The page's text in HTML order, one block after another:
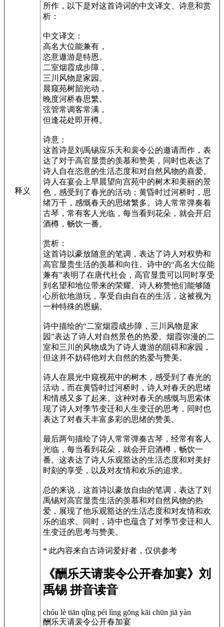
释义
所作，以下是对这首诗词的中文译文、诗意和赏
析：
中文译文：
高名大位能兼有，
恣意遨游是特恩。
二室烟霞成步障，
三川风物是家园。
晨窥苑树韶光动，
晚度河桥春思繁。
弦管常调客常满，
但逢花处即开樽。
诗意：
这首诗是刘禹锡应乐天和裴令公的邀请而作，表
达了对于高官显贵的羡慕和赞美，同时也表达了
诗人自在恣意的生活态度和对自然风物的喜爱。
诗人在宴会上早晨望向宫苑中的树木和美丽的景
色，感受到了春光的活动；黄昏时过河桥时，思
绪万千，感慨春天的思绪繁多。诗人常常弹奏着
古琴，常有客人光临，每当看到花朵，就会开启
酒樽，畅饮一番。
赏析：
这首诗以豪放随意的笔调，表达了诗人对权势和
高官显贵生活的羡慕和向往。诗中的“高名大位能
兼有”表明了在唐代社会，高官显贵可以同时享受
到名望和地位带来的荣耀。诗人称赞他们能够随
心所欲地游玩，享受自由自在的生活，这被视为
一种特殊的恩赐。
诗中描绘的“二室烟霞成步障，三川风物是家
园”表达了诗人对自然景色的热爱。烟霞弥漫的二
室和三川的风物成为了诗人遨游的阻碍和家园，
但这并不妨碍他对大自然的热爱与赞美。
诗人在晨光中窥视苑中的树木，感受到了春光的
活动，而在黄昏时过河桥时，诗人对春天的思绪
和情感又多了起来。这种对春天的感慨与思索体
现了诗人对季节变迁和人生变迁的思考，同时也
表达了对春天丰富多彩的思绪的赞美。
最后两句描绘了诗人常常弹奏古琴，经常有客人
光临，每当看到花朵，就会开启酒樽，畅饮一
番。这表达了诗人乐观豁达的生活态度和对美好
时刻的享受，以及对友情和欢乐的追求。
总的来说，这首诗以豪放自由的笔调，表达了刘
禹锡对高官显贵生活的羡慕和对自然风物的热
爱，展现了他乐观豁达的生活态度和对友情和欢
乐的追求。同时，诗中也蕴含了对季节变迁和人
生变迁的思考与赞美。
* 此内容来自古诗词爱好者，仅供参考
《酬乐天请裴令公开春加宴》刘
禹锡 拼音读音
chóu lè tiān qǐng péi lìng gōng kāi chūn jiā yàn
酬乐天请裴令公开春加宴